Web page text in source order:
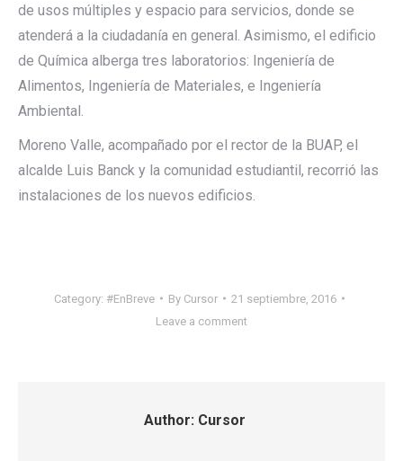
de usos múltiples y espacio para servicios, donde se
atenderá a la ciudadanía en general. Asimismo, el edificio
de Química alberga tres laboratorios: Ingeniería de
Alimentos, Ingeniería de Materiales, e Ingeniería
Ambiental.
Moreno Valle, acompañado por el rector de la BUAP, el
alcalde Luis Banck y la comunidad estudiantil, recorrió las
instalaciones de los nuevos edificios.
Category: #EnBreve By Cursor
21 septiembre, 2016
Leave a comment
Author: Cursor